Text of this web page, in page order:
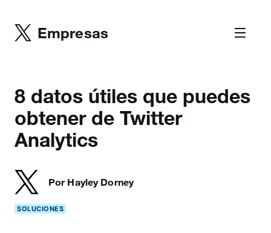
Empresas
8 datos útiles que puedes
obtener de Twitter
Analytics
Por Hayley Dorney
SOLUCIONES